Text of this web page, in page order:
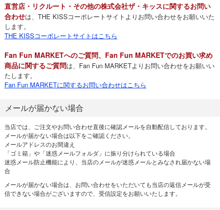
直営店・リクルート・その他の株式会社ザ・キッスに関するお問い
合わせは、THE KISSコーポレートサイトよりお問い合わせをお願いいた
します。
THE KISSコーポレートサイトはこちら
Fan Fun MARKETへのご質問、Fan Fun MARKETでのお買い求め
商品に関するご質問は、Fan Fun MARKETよりお問い合わせをお願いい
たします。
Fan Fun MARKETに関するお問い合わせはこちら
メールが届かない場合
当店では、ご注文やお問い合わせ直後に確認メールを自動配信しております。
メールが届かない場合は以下をご確認ください。
メールアドレスのお間違え
「ゴミ箱」や「迷惑メールフォルダ」に振り分けられている場合
迷惑メール防止機能により、当店のメールが迷惑メールとみなされ届かない場
合
メールが届かない場合は、お問い合わせをいただいても当店の返信メールが受
信できない場合がございますので、受信設定をお願いいたします。